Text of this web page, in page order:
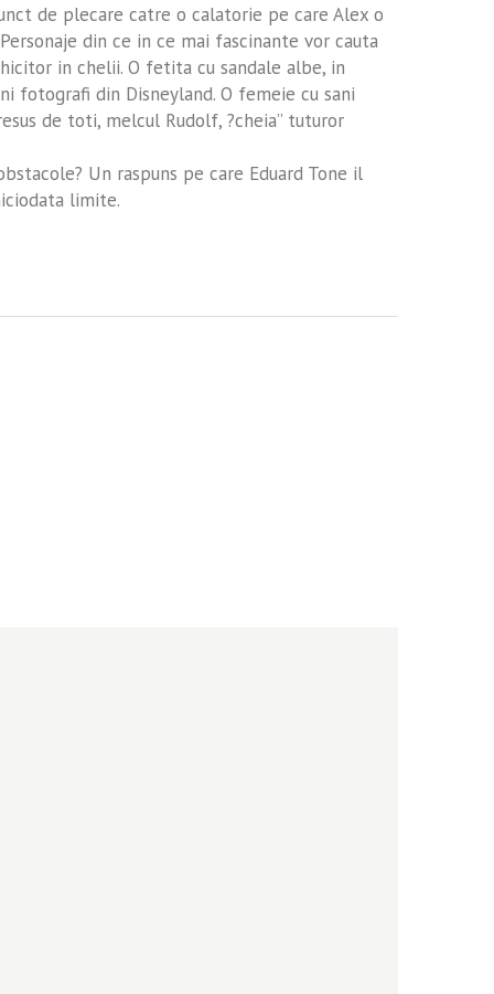
de plecare catre o calatorie pe care Alex o
din ce in ce mai fascinante vor cauta
in chelii. O fetita cu sandale albe, in
fotografi din Disneyland. O femeie cu sani
de toti, melcul Rudolf, ?cheia” tuturor
Un raspuns pe care Eduard Tone il
limite.